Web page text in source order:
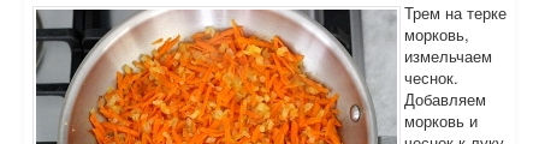
Трем на терке
морковь,
измельчаем
чеснок.
Добавляем
морковь и